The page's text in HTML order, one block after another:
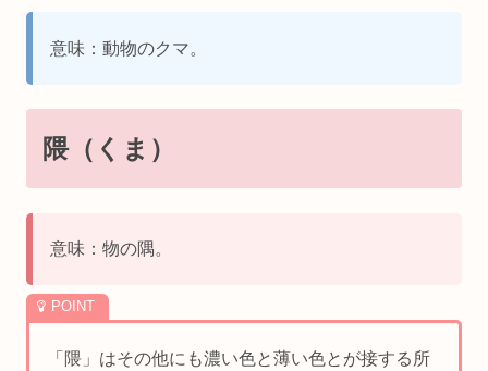
意味：動物のクマ。
隈（くま）
意味：物の隅。
「隈」はその他にも濃い色と薄い色とが接する所